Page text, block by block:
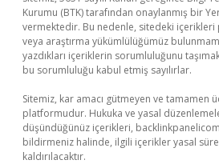
Kurumu (BTK) tarafından onaylanmış bir
vermektedir. Bu nedenle, sitedeki
veya araştırma yükümlülüğümüz
yazdıkları içeriklerin sorumluluğunu
bu sorumluluğu kabul etmiş sayılırlar.
Sitemiz, kar amacı gütmeyen ve tamamen
platformudur. Hukuka ve yasal
düşündüğünüz içerikleri,
bildirmeniz halinde, ilgili içerikler yasal
kaldırılacaktır.